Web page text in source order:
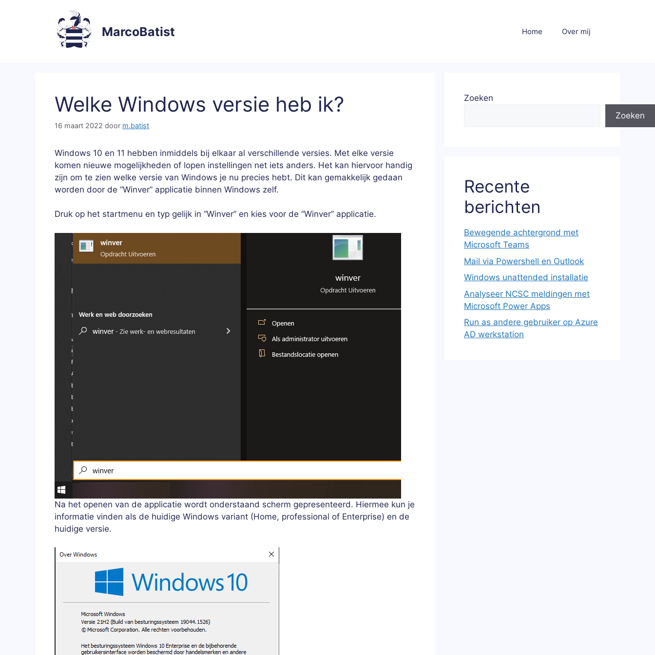
MarcoBatist Home Over mij
Welke Windows versie heb ik?
16 maart 2022 door m.batist
Windows 10 en 11 hebben inmiddels bij elkaar al verschillende versies. Met elke versie
komen nieuwe mogelijkheden of lopen instellingen net iets anders. Het kan hiervoor handig
zijn om te zien welke versie van Windows je nu precies hebt. Dit kan gemakkelijk gedaan
worden door de “Winver” applicatie binnen Windows zelf.
Druk op het startmenu en typ gelijk in “Winver” en kies voor de “Winver” applicatie.
Na het openen van de applicatie wordt onderstaand scherm gepresenteerd. Hiermee kun je
informatie vinden als de huidige Windows variant (Home, professional of Enterprise) en de
huidige versie.
Zoeken
Zoeken
Recente
berichten
Bewegende achtergrond met
Microsoft Teams
Mail via Powershell en Outlook
Windows unattended installatie
Analyseer NCSC meldingen met
Microsoft Power Apps
Run as andere gebruiker op Azure
AD werkstation